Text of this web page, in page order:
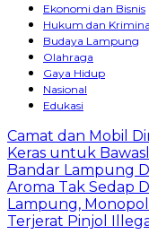
Ekonomi dan Bisnis
Hukum dan
Budaya Lampung
Olahraga
Gaya Hidup
Nasional
Edukasi
Camat dan Mobil
Keras untuk
Bandar Lampung
Aroma Tak Sedap
Lampung,
Terjerat Pinjol